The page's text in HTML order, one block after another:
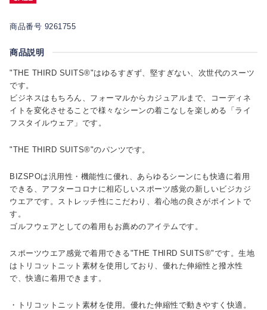
商品番号 9261755
商品説明
"THE THIRD SUITS®"はゆるすぎず、堅すぎない、次世代のスーツ
です。
ビジネスはもちろん、フォーマルからカジュアルまで、コーディネ
イトを変化させることで様々なシーンの着こなしを楽しめる「ライ
フスタイルウェア」です。
"THE THIRD SUITS®"のパンツです。
BIZSPOは汎用性・機能性に優れ、あらゆるシーンにも快適に着用
できる、アフターコロナに相応しいスポーツ感覚の新しいビジカジ
ウエアです。ストレッチ性にこだわり、着心地の良さがポイントで
す。
ゴルフウェアとしての着用もお薦めのアイテムです。
スポーツウエア感覚で着用できる"THE THIRD SUITS®"です。生地
はトリコットニット素材を使用しており、優れた伸縮性と撥水性
で、快適に着用できます。
・トリコットニット素材を使用。優れた伸縮性で動きやすく快適。